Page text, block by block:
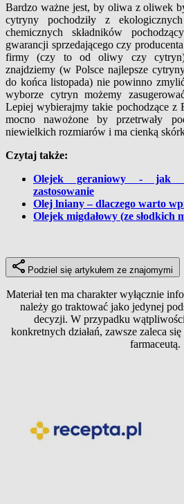
Bardzo ważne jest, by oliwa z oliwek
cytryny pochodziły z
chemicznych składników
gwarancji sprzedającego czy
firmy (czy to od oliwy czy
znajdziemy (w Polsce najlepsze
do końca listopada) nie powinno
wyborze cytryn możemy
Lepiej wybierajmy takie pochodzące z
mocno nawożone by przetrwały
niewielkich rozmiarów i ma cienką
Czytaj także:
Olejek geraniowy - jak
zastosowanie
Olej lniany – dlaczego warto
Olejek migdałowy (ze słodkich
Podziel się artykułem ze znajomymi
Materiał ten ma charakter wyłącznie
należy go traktować jako jedynej
decyzji. W przypadku
konkretnych działań, zawsze zaleca
farmaceutą.